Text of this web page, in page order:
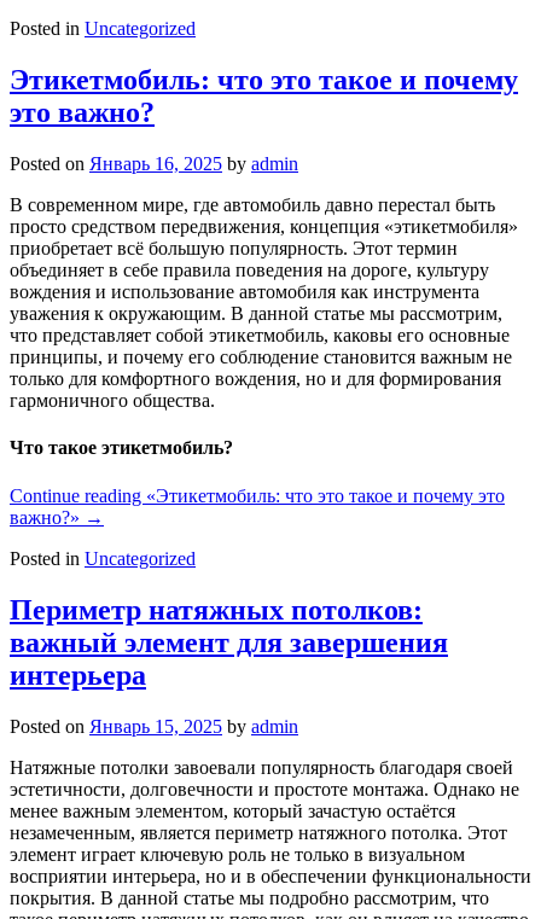
Posted in Uncategorized
Этикетмобиль: что это такое и почему
это важно?
Posted on Январь 16, 2025 by admin
В современном мире, где автомобиль давно перестал быть
просто средством передвижения, концепция «этикетмобиля»
приобретает всё большую популярность. Этот термин
объединяет в себе правила поведения на дороге, культуру
вождения и использование автомобиля как инструмента
уважения к окружающим. В данной статье мы рассмотрим,
что представляет собой этикетмобиль, каковы его основные
принципы, и почему его соблюдение становится важным не
только для комфортного вождения, но и для формирования
гармоничного общества.
Что такое этикетмобиль?
Continue reading «Этикетмобиль: что это такое и почему это
важно?» →
Posted in Uncategorized
Периметр натяжных потолков:
важный элемент для завершения
интерьера
Posted on Январь 15, 2025 by admin
Натяжные потолки завоевали популярность благодаря своей
эстетичности, долговечности и простоте монтажа. Однако не
менее важным элементом, который зачастую остаётся
незамеченным, является периметр натяжного потолка. Этот
элемент играет ключевую роль не только в визуальном
восприятии интерьера, но и в обеспечении функциональности
покрытия. В данной статье мы подробно рассмотрим, что